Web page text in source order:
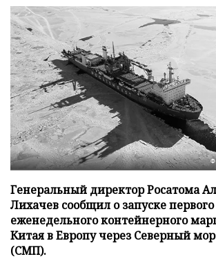
Генеральный директор Росатома
Лихачев сообщил о запуске первого
еженедельного контейнерного
Китая в Европу через Северный
(СМП).